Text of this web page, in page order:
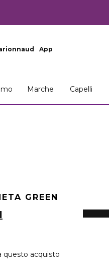
App
Marche Capelli
GREEN
questo acquisto